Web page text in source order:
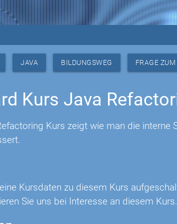
JAVA BILDUNGSWEG FRAGE ZUM
Kurs Java
Kurs zeigt wie man die
Kursdaten zu diesem Kurs
Sie uns bei Interesse an diesem